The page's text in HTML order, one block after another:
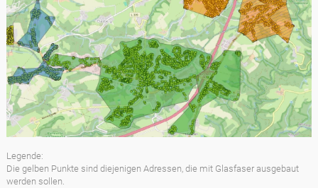
Legende:
Die gelben Punkte sind diejenigen Adressen, die mit Glasfaser ausgebaut
werden sollen.